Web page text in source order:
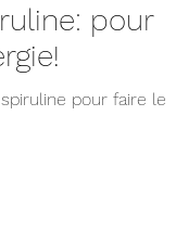
pour
pour faire le